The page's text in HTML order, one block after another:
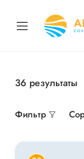
36 результаты
Фильтр